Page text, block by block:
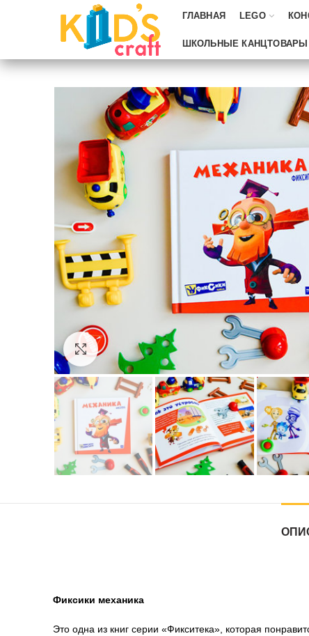
ГЛАВНАЯ LEGO
ШКОЛЬНЫЕ КАНЦТОВАРЫ
Нажмите, чтобы увеличить
Фиксики механика
Это одна из книг серии «Фикситека», которая